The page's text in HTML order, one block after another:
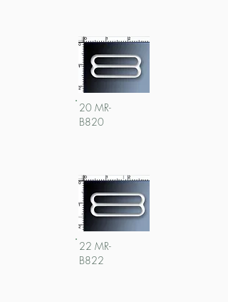
20 MR-
B820
22 MR-
B822